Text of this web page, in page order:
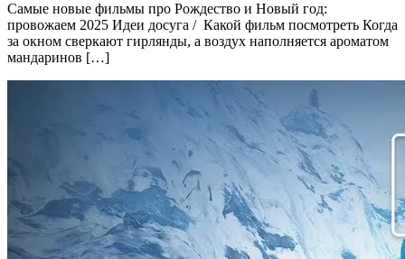
Самые новые фильмы про Рождество и Новый год:
провожаем 2025 Идеи досуга / Какой фильм посмотреть Когда
за окном сверкают гирлянды, а воздух наполняется ароматом
мандаринов […]